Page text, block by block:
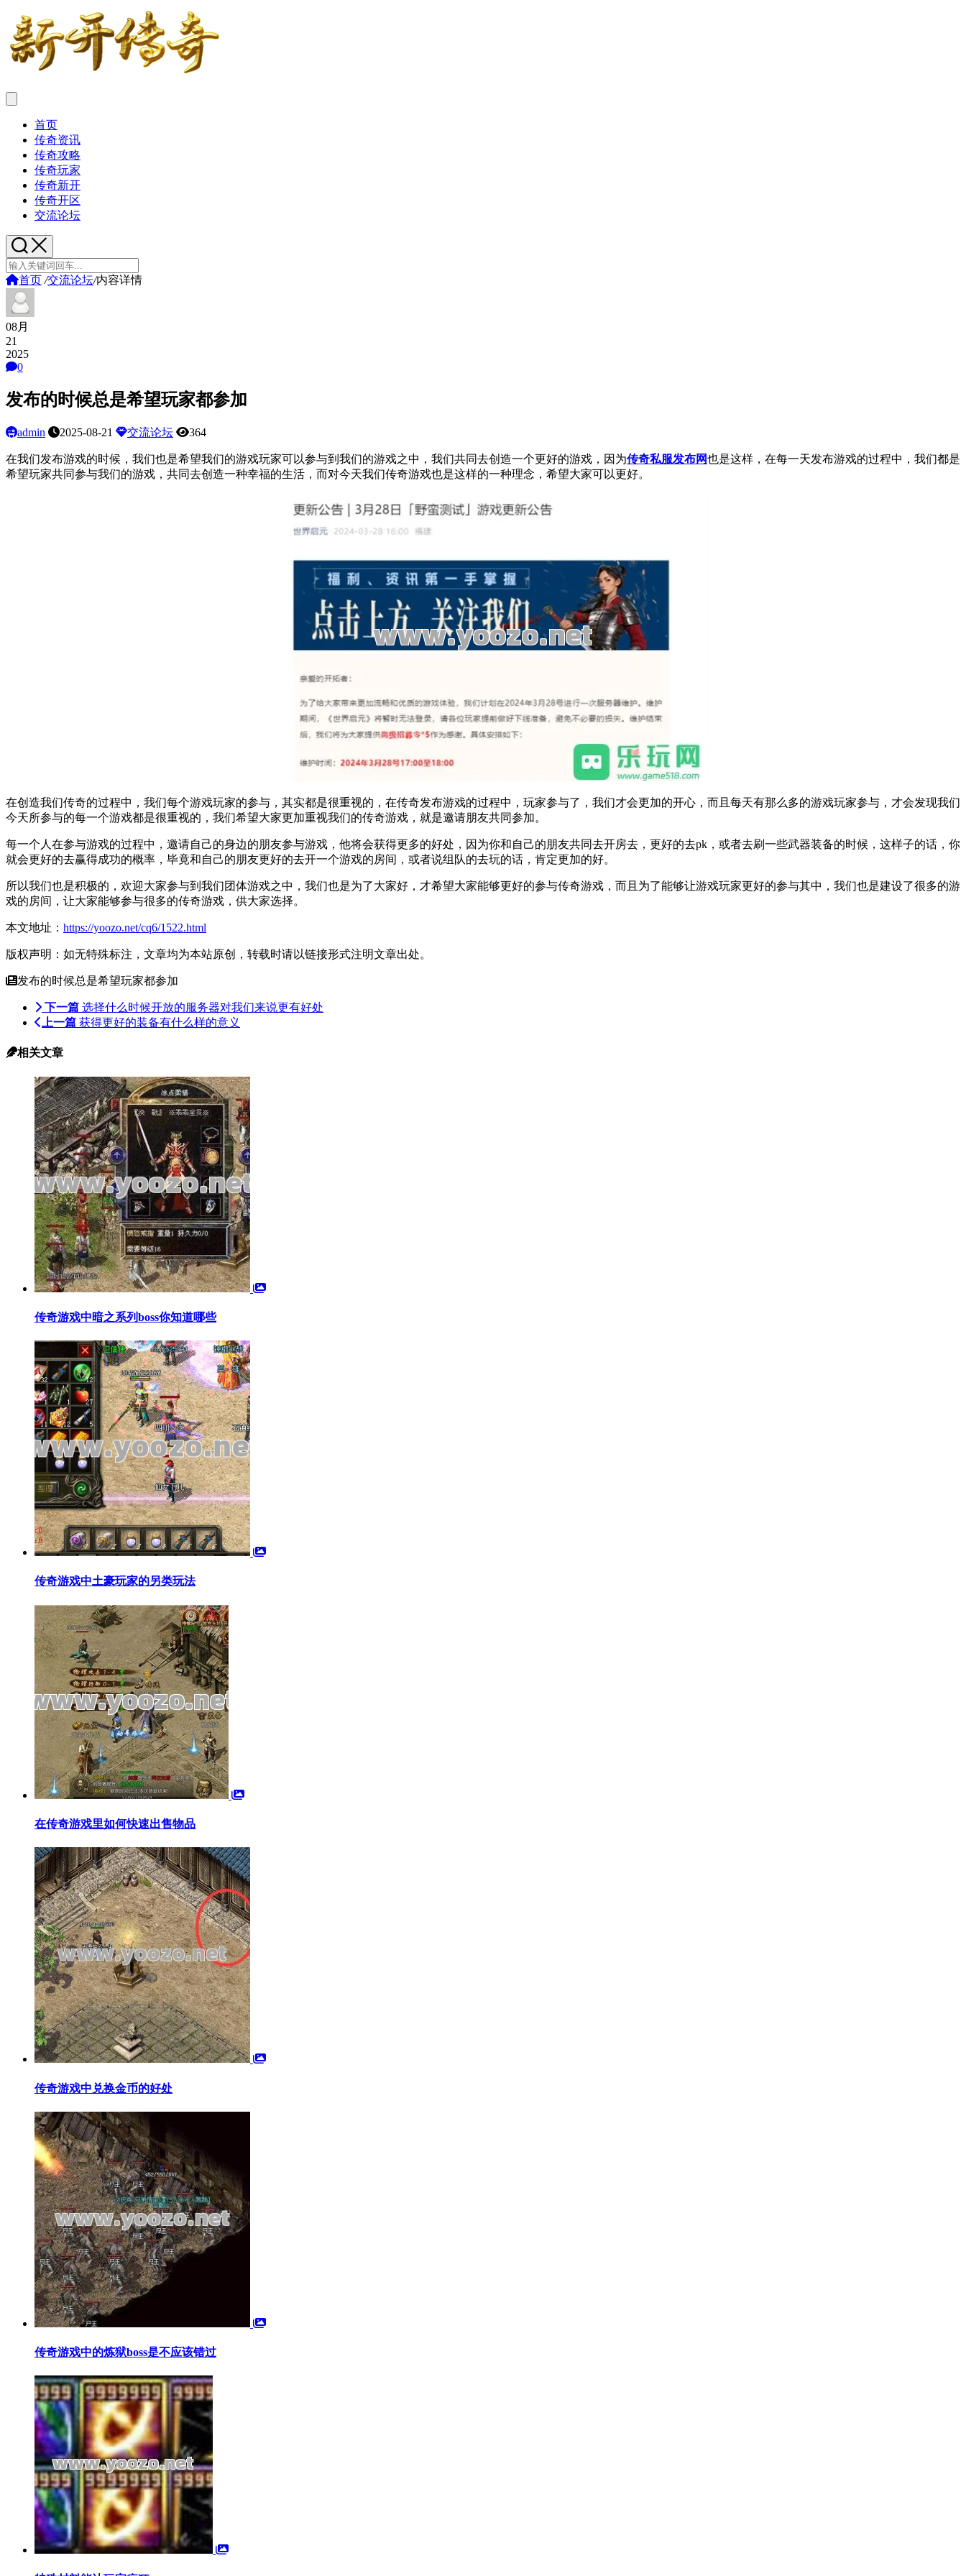
首页
传奇资讯
传奇攻略
传奇玩家
传奇新开
传奇开区
交流论坛
首页 /交流论坛/内容详情
08月
21
2025
0
发布的时候总是希望玩家都参加
admin 2025-08-21 交流论坛 364
在我们发布游戏的时候，我们也是希望我们的游戏玩家可以参与到我们的游戏之中，我们共同去创造一个更好的游戏，因为传奇私服发布网也是这样，在每一天发布游戏的过程中，我们都是
希望玩家共同参与我们的游戏，共同去创造一种幸福的生活，而对今天我们传奇游戏也是这样的一种理念，希望大家可以更好。
在创造我们传奇的过程中，我们每个游戏玩家的参与，其实都是很重视的，在传奇发布游戏的过程中，玩家参与了，我们才会更加的开心，而且每天有那么多的游戏玩家参与，才会发现我们
今天所参与的每一个游戏都是很重视的，我们希望大家更加重视我们的传奇游戏，就是邀请朋友共同参加。
每一个人在参与游戏的过程中，邀请自己的身边的朋友参与游戏，他将会获得更多的好处，因为你和自己的朋友共同去开房去，更好的去pk，或者去刷一些武器装备的时候，这样子的话，你
就会更好的去赢得成功的概率，毕竟和自己的朋友更好的去开一个游戏的房间，或者说组队的去玩的话，肯定更加的好。
所以我们也是积极的，欢迎大家参与到我们团体游戏之中，我们也是为了大家好，才希望大家能够更好的参与传奇游戏，而且为了能够让游戏玩家更好的参与其中，我们也是建设了很多的游
戏的房间，让大家能够参与很多的传奇游戏，供大家选择。
本文地址： https://yoozo.net/cq6/1522.html
版权声明：如无特殊标注，文章均为本站原创，转载时请以链接形式注明文章出处。
发布的时候总是希望玩家都参加
下一篇 选择什么时候开放的服务器对我们来说更有好处
上一篇 获得更好的装备有什么样的意义
相关文章
传奇游戏中暗之系列boss你知道哪些
传奇游戏中土豪玩家的另类玩法
在传奇游戏里如何快速出售物品
传奇游戏中兑换金币的好处
传奇游戏中的炼狱boss是不应该错过